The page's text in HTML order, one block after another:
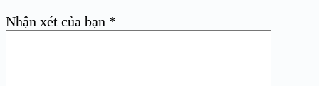
Nhận xét của bạn *